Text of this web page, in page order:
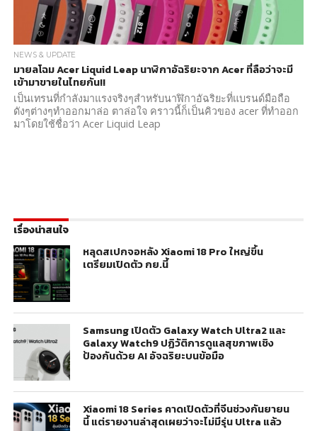
NEWS & UPDATE
มายลโฉม Acer Liquid Leap นาฬิกาอัฉริยะจาก Acer ที่ลือว่าจะมี
เข้ามาขายในไทยกัน!!
เป็นเทรนที่กำลังมาแรงจริงๆสำหรับนาฬิกาอัฉริยะที่แบรนด์มือถือ
ดังๆต่างๆทำออกมาล่อ ตาล่อใจ คราวนี้ก็เป็นคิวของ acer ที่ทำออก
มาโดยใช้ชื่อว่า Acer Liquid Leap
เรื่องน่าสนใจ
หลุดสเปกจอหลัง Xiaomi 18 Pro ใหญ่ขึ้น
เตรียมเปิดตัว กย.นี้
Samsung เปิดตัว Galaxy Watch Ultra2 และ
Galaxy Watch9 ปฏิวัติการดูแลสุขภาพเชิง
ป้องกันด้วย AI อัจฉริยะบนข้อมือ
Xiaomi 18 Series คาดเปิดตัวที่จีนช่วงกันยายน
นี้ แต่รายงานล่าสุดเผยว่าจะไม่มีรุ่น Ultra แล้ว